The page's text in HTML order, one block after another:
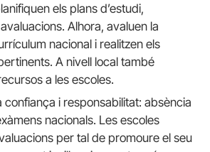
els plans d’estudi,
Alhora, avaluen la
nacional i realitzen els
A nivell local també
a les escoles.
confiança i responsabilitat: absència
nacionals. Les escoles
per tal de promoure el seu